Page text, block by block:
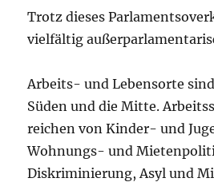
Trotz dieses
vielfältig
Arbeits- und Lebensorte
Süden und die Mitte.
reichen von Kinder- und
Wohnungs- und
Diskriminierung, Asyl und